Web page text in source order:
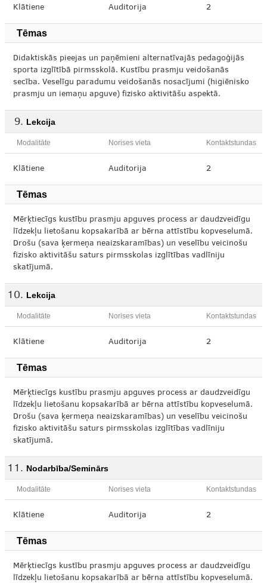
Klātiene Auditorija 2
Tēmas
Didaktiskās pieejas un paņēmieni alternatīvajās pedagoģijās
sporta izglītībā pirmsskolā. Kustību prasmju veidošanās
secība. Veselīgu paradumu veidošanās nosacījumi (higiēnisko
prasmju un iemaņu apguve) fizisko aktivitāšu aspektā.
Lekcija
Modalitāte Norises vieta Kontaktstundas
Klātiene Auditorija 2
Tēmas
Mērķtiecīgs kustību prasmju apguves process ar daudzveidīgu
līdzekļu lietošanu kopsakarībā ar bērna attīstību kopveselumā.
Drošu (sava ķermeņa neaizskaramības) un veselību veicinošu
fizisko aktivitāšu saturs pirmsskolas izglītības vadlīniju
skatījumā.
Lekcija
Modalitāte Norises vieta Kontaktstundas
Klātiene Auditorija 2
Tēmas
Mērķtiecīgs kustību prasmju apguves process ar daudzveidīgu
līdzekļu lietošanu kopsakarībā ar bērna attīstību kopveselumā.
Drošu (sava ķermeņa neaizskaramības) un veselību veicinošu
fizisko aktivitāšu saturs pirmsskolas izglītības vadlīniju
skatījumā.
Nodarbība/Seminārs
Modalitāte Norises vieta Kontaktstundas
Klātiene Auditorija 2
Tēmas
Mērķtiecīgs kustību prasmju apguves process ar daudzveidīgu
līdzekļu lietošanu kopsakarībā ar bērna attīstību kopveselumā.